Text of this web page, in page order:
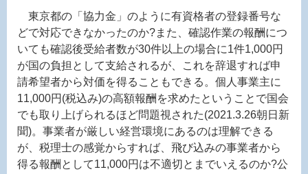
東京都の「協力金」のように有資格者の登録番号な
どで対応できなかったのか?また、確認作業の報酬につ
いても確認後受給者数が30件以上の場合に1件1,000円
が国の負担として支給されるが、これを辞退すれば申
請希望者から対価を得ることもできる。個人事業主に
11,000円(税込み)の高額報酬を求めたということで国会
でも取り上げられるほど問題視された(2021.3.26朝日新
聞)。事業者が厳しい経営環境にあるのは理解できる
が、税理士の感覚からすれば、飛び込みの事業者から
得る報酬として11,000円は不適切とまでいえるのか?公